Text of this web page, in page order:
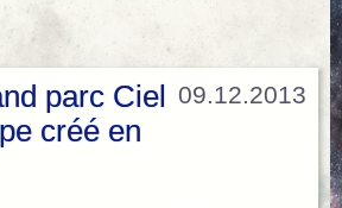
09.12.2013
parc Ciel
créé en